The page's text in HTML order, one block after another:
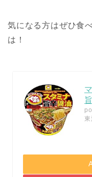
気になる方はぜひ食
は！